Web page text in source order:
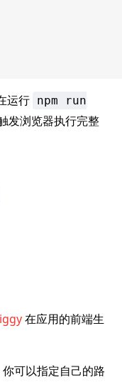
运行 npm run
发浏览器执行完整
在应用的前端生
可以指定自己的路